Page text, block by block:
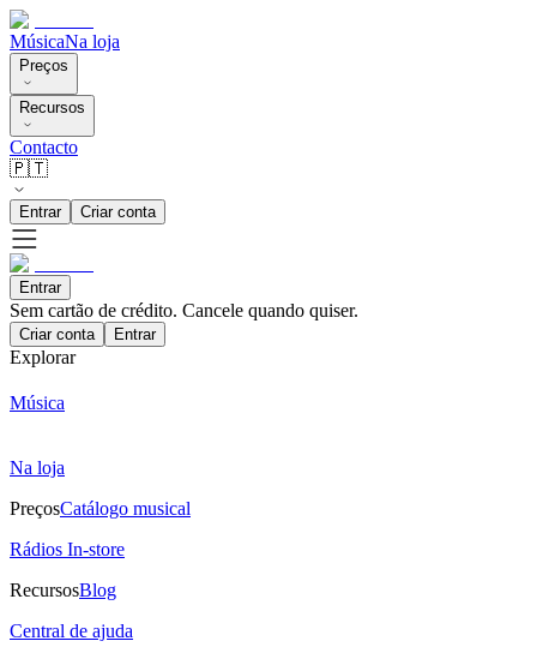
MúsicaNa loja
Preços
Recursos
Contacto
🇵🇹
Entrar Criar conta
Entrar
Sem cartão de crédito. Cancele quando quiser.
Criar conta Entrar
Explorar
Música
Na loja
PreçosCatálogo musical
Rádios In-store
RecursosBlog
Central de ajuda